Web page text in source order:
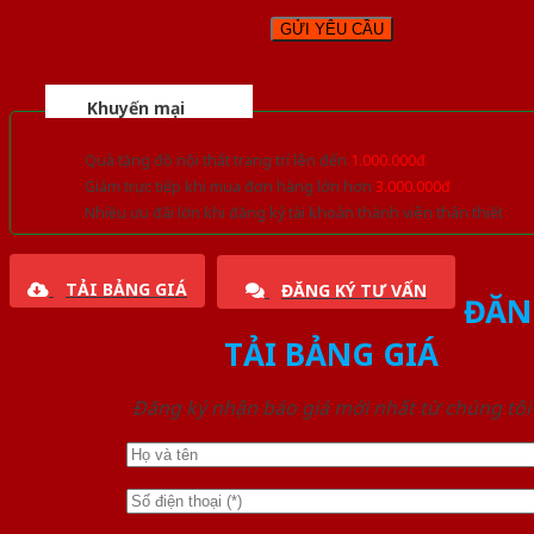
Khuyến mại
Quà tặng đồ nội thất trang trí lên đến 1.000.000đ
Giảm trực tiếp khi mua đơn hàng lớn hơn 3.000.000đ
Nhiều ưu đãi lớn khi đăng ký tài khoản thành viên thân thiết
TẢI BẢNG GIÁ ĐĂNG KÝ TƯ VẤN
TẢI BẢNG GIÁ
Đăng ký nhận báo giá mới nhất từ chúng tôi